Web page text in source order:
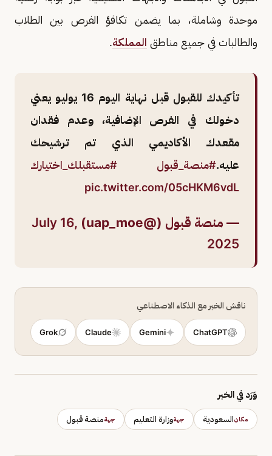
موحدة وشاملة، بما يضمن تكافؤ الفرص بين الطلاب
والطالبات في جميع مناطق المملكة.
تأكيدك للقبول قبل نهاية اليوم 16 يوليو يعني
دخولك في الفرص الإضافية، وعدم فقدان
مقعدك الأكاديمي الذي تم ترشيحك
عليه.#منصة_قبول
#مستقبلك_اختيارك
pic.twitter.com/05cHKM6vdL
— منصة قبول (@uap_moe)
July 16,
2025
ناقش الخبر مع الذكاء الاصطناعي
ChatGPT
Gemini
Claude
Grok
وَرَد في الخبر
مكانالسعودية جهةوزارة التعليم جهةمنصة قبول